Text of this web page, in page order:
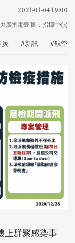
2021-01-04 19:00
廣播電臺(圖：指揮中心)
#新訊 #航空
上群聚感染事